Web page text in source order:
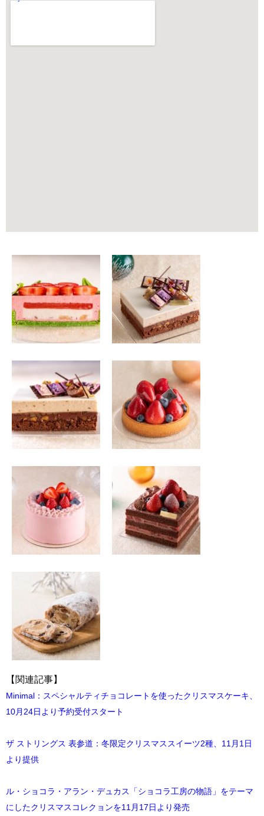
【関連記事】
Minimal：スペシャルティチョコレートを使ったクリスマスケーキ、
10月24日より予約受付スタート
ザ ストリングス 表参道：冬限定クリスマススイーツ2種、11月1日
より提供
ル・ショコラ・アラン・デュカス「ショコラ工房の物語」をテーマ
にしたクリスマスコレクョンを11月17日より発売